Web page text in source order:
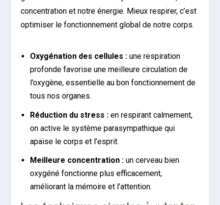
concentration et notre énergie. Mieux respirer, c’est
optimiser le fonctionnement global de notre corps.
Oxygénation des cellules :une respiration
profonde favorise une meilleure circulation de
l’oxygène, essentielle au bon fonctionnement de
tous nos organes.
Réduction du stress :en respirant calmement,
on active le système parasympathique qui
apaise le corps et l’esprit.
Meilleure concentration :un cerveau bien
oxygéné fonctionne plus efficacement,
améliorant la mémoire et l’attention.